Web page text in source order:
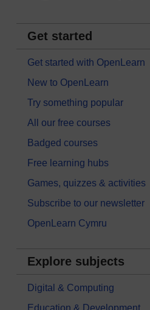
Get started
Get started with OpenLearn
New to OpenLearn
Try something popular
All our free courses
Badged courses
Free learning hubs
Games, quizzes & activities
Subscribe to our newsletter
OpenLearn Cymru
Explore subjects
Digital & Computing
Education & Development